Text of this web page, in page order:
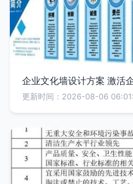
企业文化墙设计方案 激活
更新时间：2026-08-06